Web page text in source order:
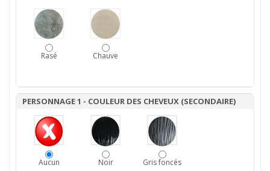
Rasé Chauve
PERSONNAGE 1 - COULEUR DES CHEVEUX (SECONDAIRE)
Aucun Noir Gris foncés